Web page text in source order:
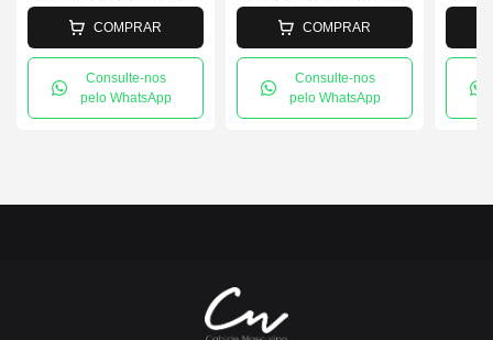
COMPRAR
Consulte-nos
pelo WhatsApp
COMPRAR
Consulte-nos
pelo WhatsApp